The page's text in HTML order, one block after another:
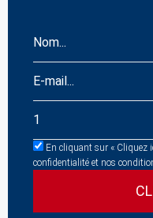
En cliquant sur « Cliquez
confidentialité et nos